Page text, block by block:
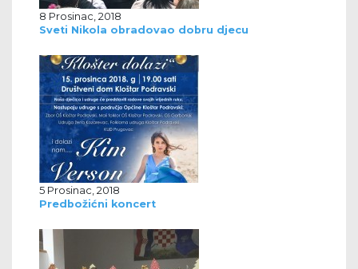
8 Prosinac, 2018
Sveti Nikola obradovao dobru djecu
5 Prosinac, 2018
Predbožićni koncert